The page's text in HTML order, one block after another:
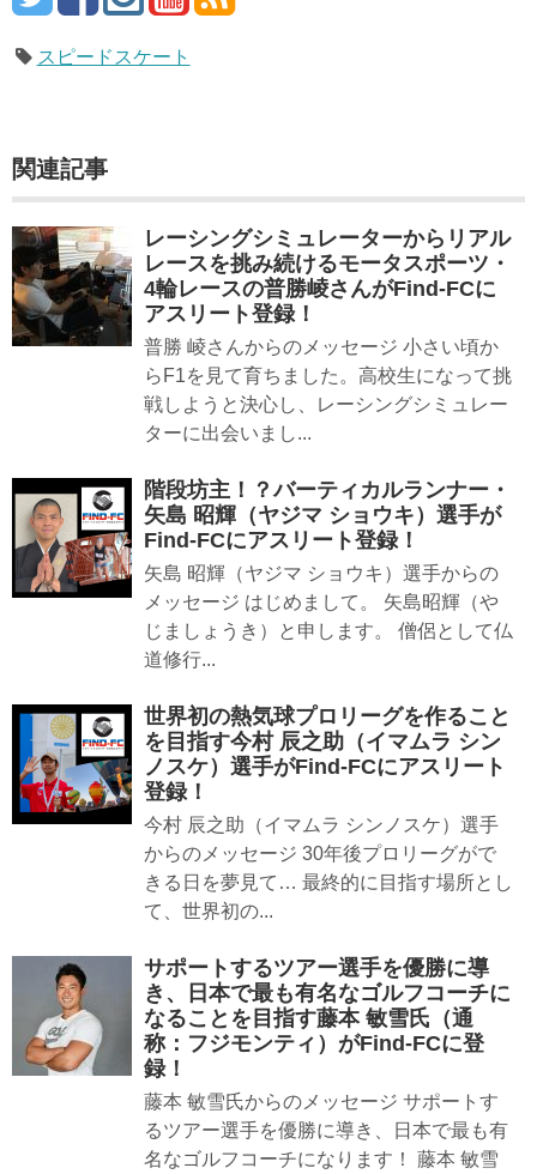
スピードスケート
関連記事
レーシングシミュレーターからリアル
レースを挑み続けるモータスポーツ・
4輪レースの普勝崚さんがFind-FCに
アスリート登録！
普勝 崚さんからのメッセージ 小さい頃か
らF1を見て育ちました。高校生になって挑
戦しようと決心し、レーシングシミュレー
ターに出会いまし...
階段坊主！？バーティカルランナー・
矢島 昭輝（ヤジマ ショウキ）選手が
Find-FCにアスリート登録！
矢島 昭輝（ヤジマ ショウキ）選手からの
メッセージ はじめまして。 矢島昭輝（や
じましょうき）と申します。 僧侶として仏
道修行...
世界初の熱気球プロリーグを作ること
を目指す今村 辰之助（イマムラ シン
ノスケ）選手がFind-FCにアスリート
登録！
今村 辰之助（イマムラ シンノスケ）選手
からのメッセージ 30年後プロリーグがで
きる日を夢見て… 最終的に目指す場所とし
て、世界初の...
サポートするツアー選手を優勝に導
き、日本で最も有名なゴルフコーチに
なることを目指す藤本 敏雪氏（通
称：フジモンティ）がFind-FCに登
録！
藤本 敏雪氏からのメッセージ サポートす
るツアー選手を優勝に導き、日本で最も有
名なゴルフコーチになります！ 藤本 敏雪